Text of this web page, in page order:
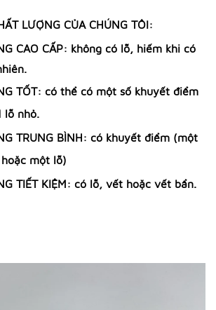
LƯỢNG CỦA CHÚNG TÔI:
CAO CẤP: không có lỗ, hiếm khi có
TỐT: có thể có một số khuyết điểm
lỗ nhỏ.
TRUNG BÌNH: có khuyết điểm (một
một lỗ)
TIẾT KIỆM: có lỗ, vết hoặc vết bẩn.